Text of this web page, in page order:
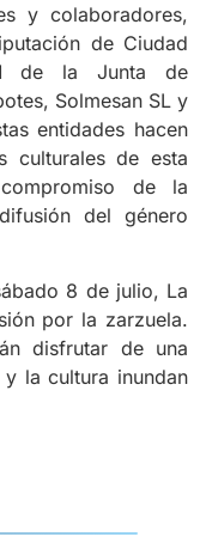
y colaboradores,
de Ciudad
de la Junta de
Solmesan SL y
entidades hacen
culturales de esta
de la
del género
8 de julio, La
por la zarzuela.
disfrutar de una
la cultura inundan